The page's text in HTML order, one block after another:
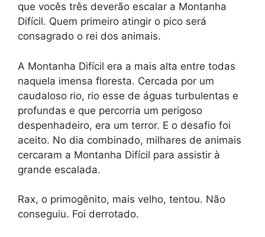
que vocês três deverão escalar a Montanha
Difícil. Quem primeiro atingir o pico será
consagrado o rei dos animais.
A Montanha Difícil era a mais alta entre todas
naquela imensa floresta. Cercada por um
caudaloso rio, rio esse de águas turbulentas e
profundas e que percorria um perigoso
despenhadeiro, era um terror. E o desafio foi
aceito. No dia combinado, milhares de animais
cercaram a Montanha Difícil para assistir à
grande escalada.
Rax, o primogênito, mais velho, tentou. Não
conseguiu. Foi derrotado.